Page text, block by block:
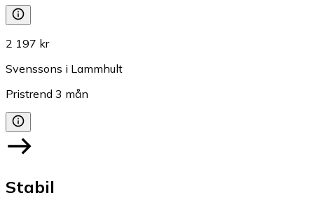
2 197 kr
Svenssons i Lammhult
Pristrend 3 mån
Stabil